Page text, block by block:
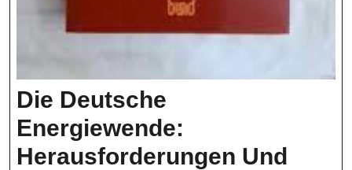
Die Deutsche
Energiewende:
Herausforderungen Und